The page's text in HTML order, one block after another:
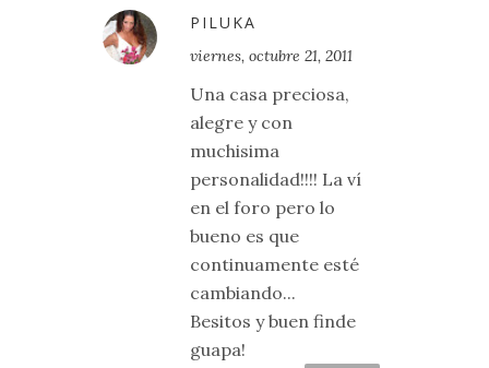
PILUKA
viernes, octubre 21, 2011
Una casa preciosa,
alegre y con
muchisima
personalidad!!!! La ví
en el foro pero lo
bueno es que
continuamente esté
cambiando...
Besitos y buen finde
guapa!